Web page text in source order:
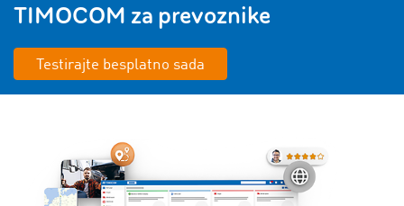
TIMOCOM za prevoznike
Testirajte besplatno sada